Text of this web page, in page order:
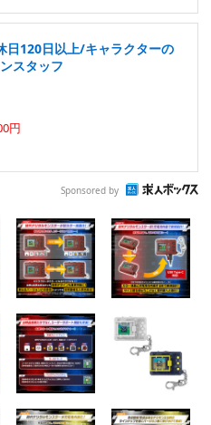
日120日以上/キャラクターの
スタッフ
円
Sponsored by